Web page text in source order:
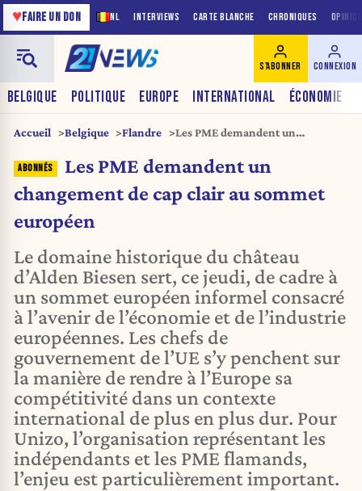
NL INTERVIEWS CARTE BLANCHE CHRONIQUES
♥FAIRE UN DON
BELGIQUE POLITIQUE EUROPE INTERNATIONAL ÉCONOMIE
S'ABONNER CONNEXION
Accueil Belgique Flandre
Les PME demandent un
sommet européen
Les PME demandent un
changement de cap clair au sommet
européen
Le domaine historique du château
d’Alden Biesen sert, ce jeudi, de cadre à
un sommet européen informel consacré
à l’avenir de l’économie et de l’industrie
européennes. Les chefs de
gouvernement de l’UE s’y penchent sur
la manière de rendre à l’Europe sa
compétitivité dans un contexte
international de plus en plus dur. Pour
Unizo, l’organisation représentant les
indépendants et les PME flamands,
l’enjeu est particulièrement important.